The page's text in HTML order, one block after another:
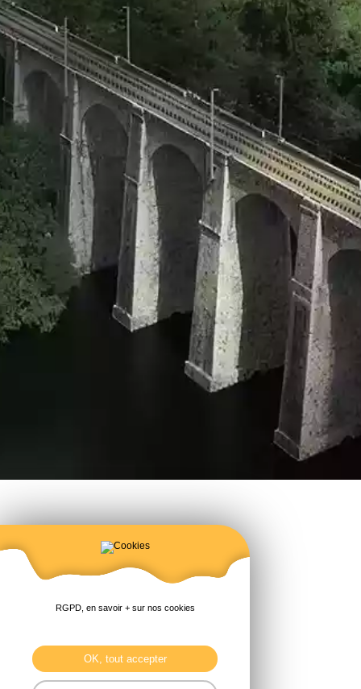
RGPD, en savoir + sur nos cookies
OK, tout accepter